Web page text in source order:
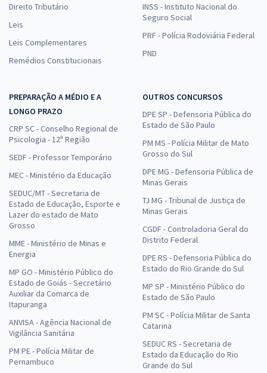
Direito Tributário
Leis
Leis Complementares
Remédios Constitucionais
INSS - Instituto Nacional do
Seguro Social
PRF - Polícia Rodoviária Federal
PND
PREPARAÇÃO A MÉDIO E A
LONGO PRAZO
CRP SC - Conselho Regional de
Psicologia - 12ª Região
SEDF - Professor Temporário
MEC - Ministério da Educação
SEDUC/MT - Secretaria de
Estado de Educação, Esporte e
Lazer do estado de Mato
Grosso
MME - Ministério de Minas e
Energia
MP GO - Ministério Público do
Estado de Goiás - Secretário
Auxiliar da Comarca de
Itapuranga
ANVISA - Agência Nacional de
Vigilância Sanitária
PM PE - Polícia Militar de
Pernambuco
OUTROS CONCURSOS
DPE SP - Defensoria Pública do
Estado de São Paulo
PM MS - Polícia Militar de Mato
Grosso do Sul
DPE MG - Defensoria Pública de
Minas Gerais
TJ MG - Tribunal de Justiça de
Minas Gerais
CGDF - Controladoria Geral do
Distrito Federal
DPE RS - Defensoria Pública do
Estado do Rio Grande do Sul
MP SP - Ministério Público do
Estado de São Paulo
PM SC - Polícia Militar de Santa
Catarina
SEDUC RS - Secretaria de
Estado da Educação do Rio
Grande do Sul